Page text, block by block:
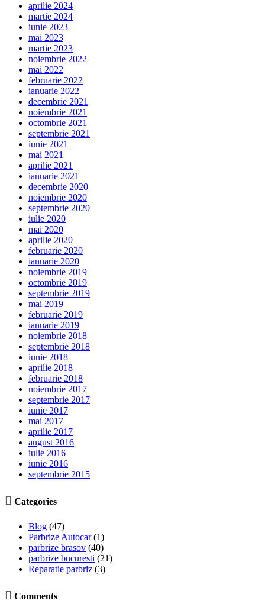
aprilie 2024
martie 2024
iunie 2023
mai 2023
martie 2023
noiembrie 2022
mai 2022
februarie 2022
ianuarie 2022
decembrie 2021
noiembrie 2021
octombrie 2021
septembrie 2021
iunie 2021
mai 2021
aprilie 2021
ianuarie 2021
decembrie 2020
noiembrie 2020
septembrie 2020
iulie 2020
mai 2020
aprilie 2020
februarie 2020
ianuarie 2020
noiembrie 2019
octombrie 2019
septembrie 2019
mai 2019
februarie 2019
ianuarie 2019
noiembrie 2018
septembrie 2018
iunie 2018
aprilie 2018
februarie 2018
noiembrie 2017
septembrie 2017
iunie 2017
mai 2017
aprilie 2017
august 2016
iulie 2016
iunie 2016
septembrie 2015
 Categories
Blog (47)
Parbrize Autocar(1)
parbrize brasov (40)
parbrize bucuresti (21)
Reparatie parbriz (3)
 Comments